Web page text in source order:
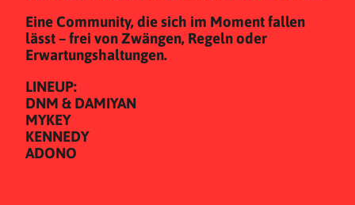
Eine Community, die sich im Moment fallen
lässt – frei von Zwängen, Regeln oder
Erwartungshaltungen.
LINEUP:
DNM & DAMIYAN
MYKEY
KENNEDY
ADONO